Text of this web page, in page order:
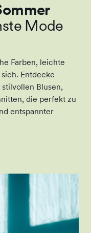
Mode
Farben, leichte
Entdecke
Blusen,
die perfekt zu
entspannter